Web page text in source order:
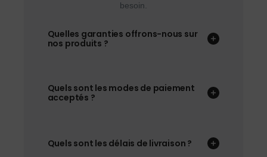
besoin.
Quelles garanties offrons-nous sur
nos produits ?
Quels sont les modes de paiement
acceptés ?
Quels sont les délais de livraison ?